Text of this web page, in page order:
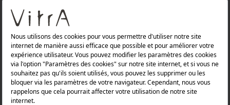
Produits
Politique de confidentialité et politique de protection des